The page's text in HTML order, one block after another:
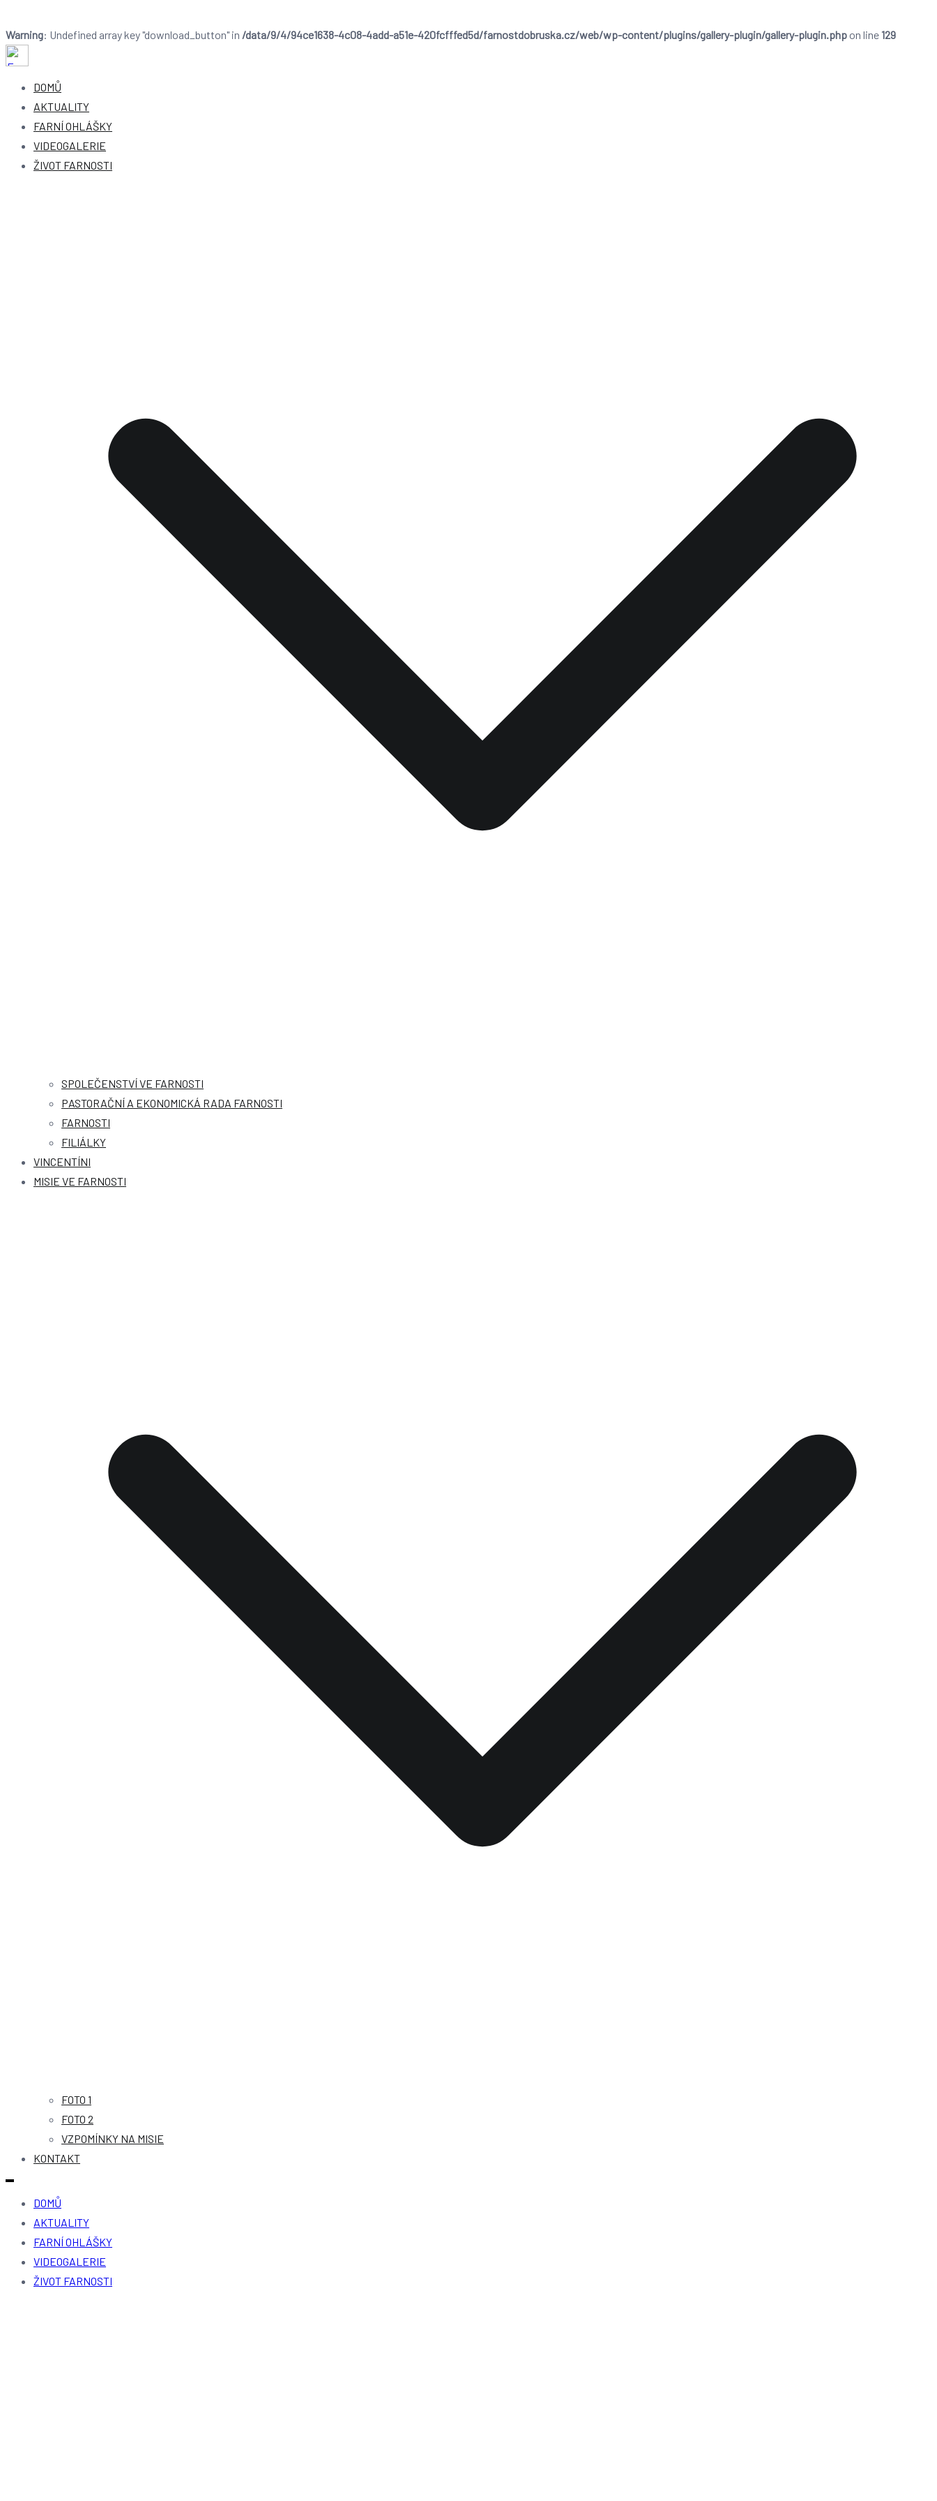
Warning: Undefined array key "download_button" in /data/9/4/94ce1638-4c08-4add-a51e-420fcfffed5d/farnostdobruska.cz/web/wp-content/plugins/gallery-plugin/gallery-plugin.php on line 129
Farnost Dobruška
Farnost Dobruška
DOMŮ
AKTUALITY
FARNÍ OHLÁŠKY
VIDEOGALERIE
ŽIVOT FARNOSTI
SPOLEČENSTVÍ VE FARNOSTI
PASTORAČNÍ A EKONOMICKÁ RADA FARNOSTI
FARNOSTI
FILIÁLKY
VINCENTÍNI
MISIE VE FARNOSTI
FOTO 1
FOTO 2
VZPOMÍNKY NA MISIE
KONTAKT
DOMŮ
AKTUALITY
FARNÍ OHLÁŠKY
VIDEOGALERIE
ŽIVOT FARNOSTI